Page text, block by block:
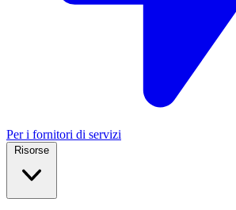
Per i fornitori di servizi